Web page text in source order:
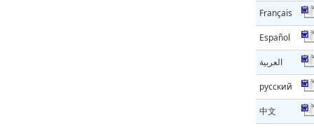
Français
Español
العربية
русский
中文